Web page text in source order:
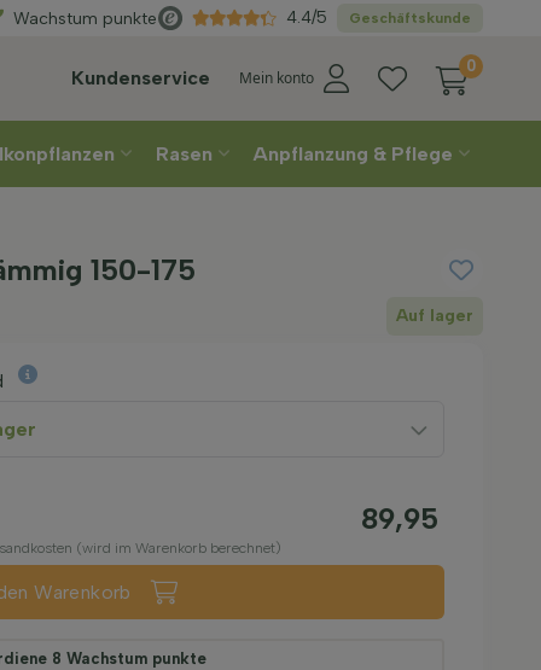
Direktaus der Gärtnerei
Wachstum punkte Geschäftskunde
4.4/5
Kundenservice Mein konto
0
Rasen Anpflanzung & Pflege
150-175
Auf lager
89,95
(wird im Warenkorb berechnet)
Warenkorb
8 Wachstum punkte